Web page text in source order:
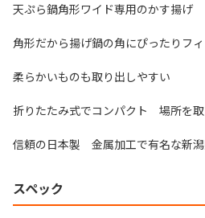
天ぷら鍋角形ワイド専用のかす揚げ
角形だから揚げ鍋の角にぴったりフ
柔らかいものも取り出しやすい
折りたたみ式でコンパクト 場所を
信頼の日本製 金属加工で有名な新
スペック